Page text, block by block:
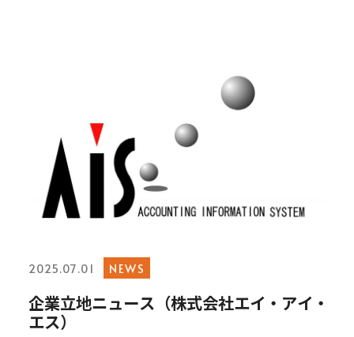
2025.07.01 NEWS
企業立地ニュース（株式会社エイ・アイ・
エス）